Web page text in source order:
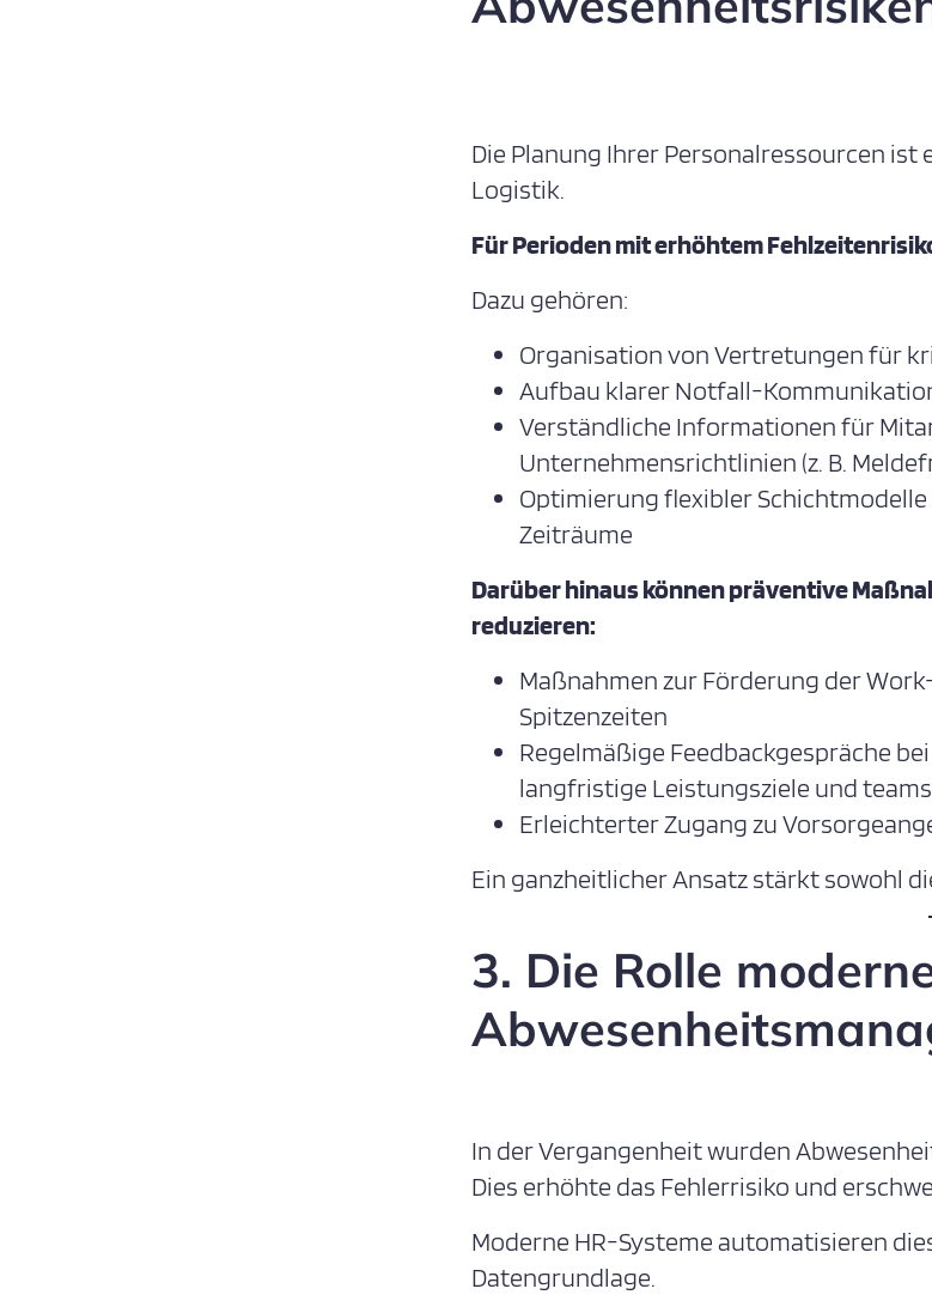
Die Planung Ihrer Personalressourcen
Logistik.
Für Perioden mit erhöhtem
Dazu gehören:
Organisation von Vertretungen für
Aufbau klarer Notfall-
Verständliche Informationen für
Unternehmensrichtlinien (z. B.
Optimierung flexibler
Zeiträume
Darüber hinaus können präventive
reduzieren:
Maßnahmen zur Förderung der
Spitzenzeiten
Regelmäßige Feedbackgespräche
langfristige Leistungsziele und
Erleichterter Zugang zu
Ein ganzheitlicher Ansatz stärkt sowohl
3. Die Rolle
In der Vergangenheit wurden
Dies erhöhte das Fehlerrisiko und
Moderne HR-Systeme automatisieren
Datengrundlage.